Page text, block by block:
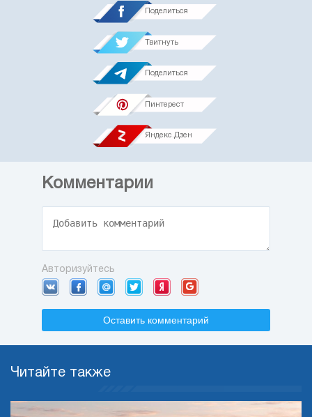
Поделиться
Твитнуть
Поделиться
Пинтерест
Яндекс.Дзен
Комментарии
Авторизуйтесь
Оставить комментарий
Читайте также